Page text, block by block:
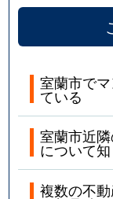
室蘭市で
ている
室蘭市近
について
複数の不